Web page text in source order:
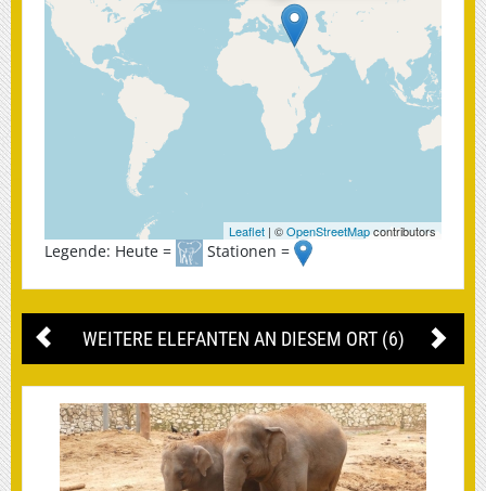
Leaflet | ©OpenStreetMapcontributors
Legende: Heute = Stationen =
WEITERE ELEFANTEN AN DIESEM ORT (6)